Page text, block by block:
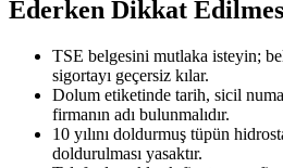
Ederken Dikkat
TSE belgesini mutlaka isteyin;
sigortayı geçersiz kılar.
Dolum etiketinde tarih, sicil
firmanın adı bulunmalıdır.
10 yılını doldurmuş tüpün
doldurulması yasaktır.